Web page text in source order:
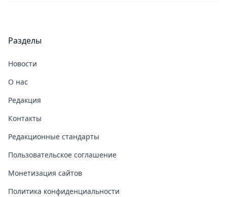
Разделы
Новости
О нас
Редакция
Контакты
Редакционные стандарты
Пользовательское соглашение
Монетизация сайтов
Политика конфиденциальности